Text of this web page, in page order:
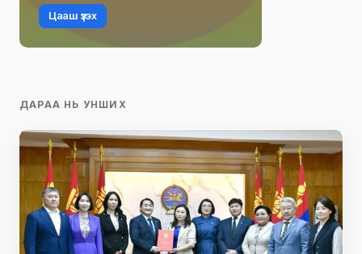
Цааш үзэх
ДАРАА НЬ УНШИХ